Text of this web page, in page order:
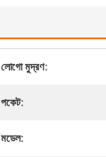
লোগো মুদ্রণ:
পকেট:
মডেল: